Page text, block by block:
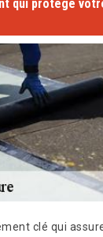
qui protège
clé qui